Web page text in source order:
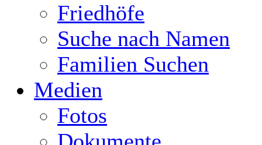
Friedhöfe
Suche nach Namen
Familien Suchen
Medien
Fotos